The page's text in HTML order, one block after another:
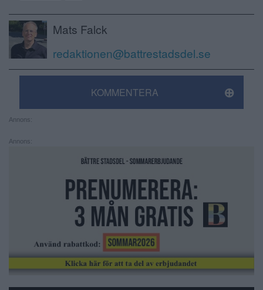
Mats Falck
redaktionen@battrestadsdel.se
KOMMENTERA
Annons:
Annons: